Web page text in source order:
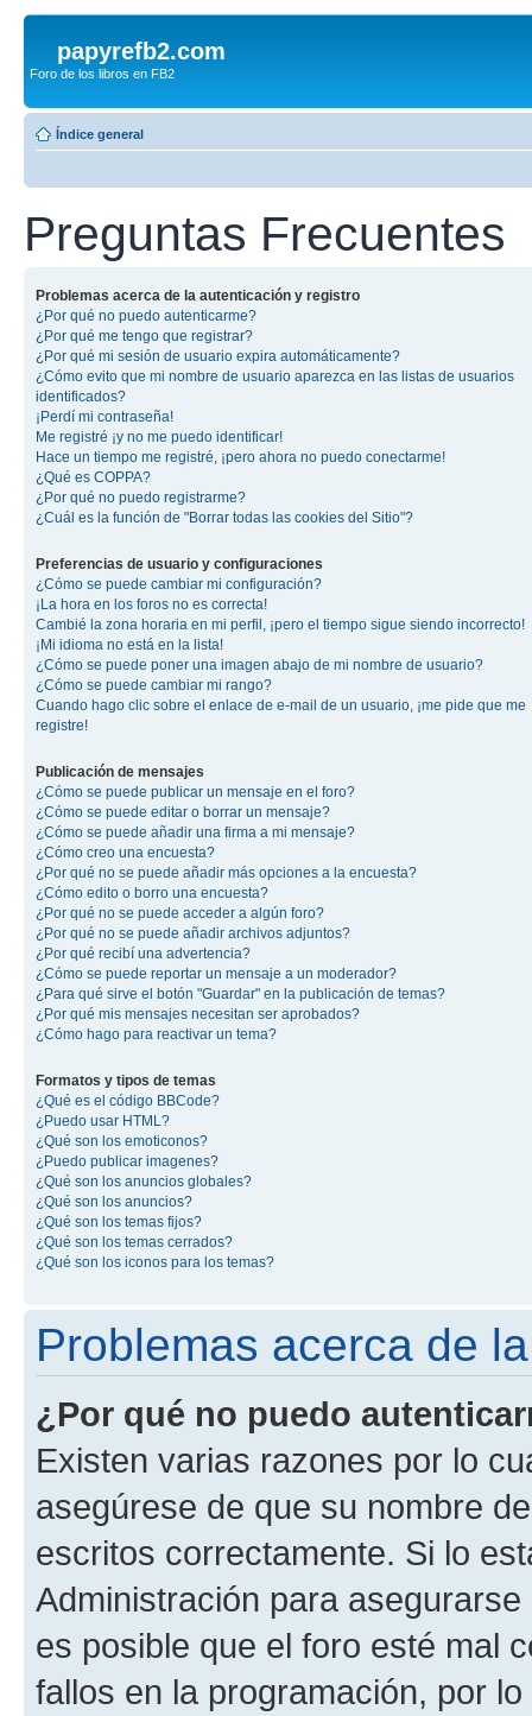
papyrefb2.com
Foro de los libros en FB2
Índice general
Preguntas Frecuentes
Problemas acerca de la autenticación y registro
¿Por qué no puedo autenticarme?
¿Por qué me tengo que registrar?
¿Por qué mi sesión de usuario expira automáticamente?
¿Cómo evito que mi nombre de usuario aparezca en las listas de usuarios
identificados?
¡Perdí mi contraseña!
Me registré ¡y no me puedo identificar!
Hace un tiempo me registré, ¡pero ahora no puedo conectarme!
¿Qué es COPPA?
¿Por qué no puedo registrarme?
¿Cuál es la función de "Borrar todas las cookies del Sitio"?
Preferencias de usuario y configuraciones
¿Cómo se puede cambiar mi configuración?
¡La hora en los foros no es correcta!
Cambié la zona horaria en mi perfil, ¡pero el tiempo sigue siendo incorrecto!
¡Mi idioma no está en la lista!
¿Cómo se puede poner una imagen abajo de mi nombre de usuario?
¿Cómo se puede cambiar mi rango?
Cuando hago clic sobre el enlace de e-mail de un usuario, ¡me pide que me
registre!
Publicación de mensajes
¿Cómo se puede publicar un mensaje en el foro?
¿Cómo se puede editar o borrar un mensaje?
¿Cómo se puede añadir una firma a mi mensaje?
¿Cómo creo una encuesta?
¿Por qué no se puede añadir más opciones a la encuesta?
¿Cómo edito o borro una encuesta?
¿Por qué no se puede acceder a algún foro?
¿Por qué no se puede añadir archivos adjuntos?
¿Por qué recibí una advertencia?
¿Cómo se puede reportar un mensaje a un moderador?
¿Para qué sirve el botón "Guardar" en la publicación de temas?
¿Por qué mis mensajes necesitan ser aprobados?
¿Cómo hago para reactivar un tema?
Formatos y tipos de temas
¿Qué es el código BBCode?
¿Puedo usar HTML?
¿Qué son los emoticonos?
¿Puedo publicar imagenes?
¿Qué son los anuncios globales?
¿Qué son los anuncios?
¿Qué son los temas fijos?
¿Qué son los temas cerrados?
¿Qué son los iconos para los temas?
Problemas acerca de
¿Por qué no puedo
Existen varias razones por lo
asegúrese de que su nombre
escritos correctamente. Si lo
Administración para
es posible que el foro esté mal
fallos en la programación, por